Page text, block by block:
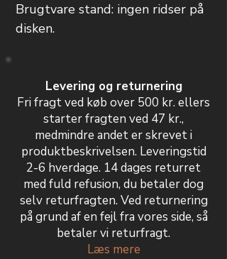
Brugtvare stand: ingen ridser på
disken.
Levering og returnering
Fri fragt ved køb over 500 kr. ellers
starter fragten ved 47 kr.,
medmindre andet er skrevet i
produktbeskrivelsen. Leveringstid
2-6 hverdage. 14 dages returret
med fuld refusion, du betaler dog
selv returfragten. Ved returnering
på grund af en fejl fra vores side, så
betaler vi returfragt.
Læs mere